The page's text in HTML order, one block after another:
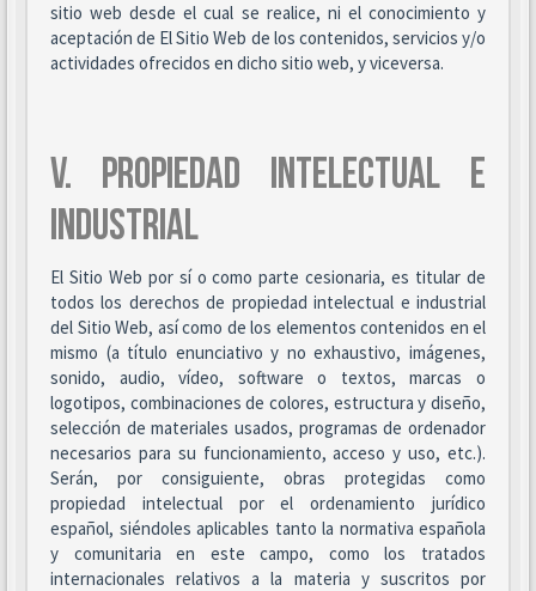
sitio web desde el cual se realice, ni el conocimiento y
aceptación de El Sitio Web de los contenidos, servicios y/o
actividades ofrecidos en dicho sitio web, y viceversa.
V. PROPIEDAD INTELECTUAL E
INDUSTRIAL
El Sitio Web por sí o como parte cesionaria, es titular de
todos los derechos de propiedad intelectual e industrial
del Sitio Web, así como de los elementos contenidos en el
mismo (a título enunciativo y no exhaustivo, imágenes,
sonido, audio, vídeo, software o textos, marcas o
logotipos, combinaciones de colores, estructura y diseño,
selección de materiales usados, programas de ordenador
necesarios para su funcionamiento, acceso y uso, etc.).
Serán, por consiguiente, obras protegidas como
propiedad intelectual por el ordenamiento jurídico
español, siéndoles aplicables tanto la normativa española
y comunitaria en este campo, como los tratados
internacionales relativos a la materia y suscritos por